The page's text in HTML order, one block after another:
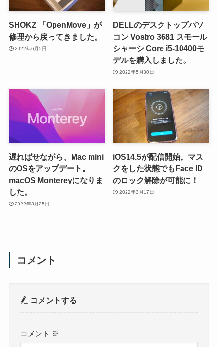
SHOKZ 「OpenMove」が
修理から戻ってきました。
2022年6月5日
DELLのデスクトップパソ
コン Vostro 3681 スモール
シャーシ Core i5-10400モ
デルを購入しました。
2022年5月30日
遅ればせながら、Mac mini
のOSをアップデート。
macOS Montereyになりま
した。
2022年3月25日
iOS14.5が配信開始。マス
クをした状態でもFace ID
のロック解除が可能に！
2022年3月17日
コメント
コメントする
コメント ※